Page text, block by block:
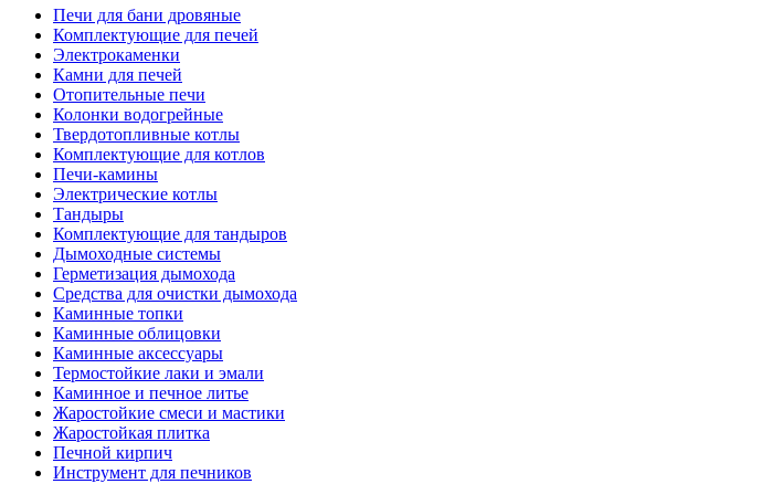
Печи для бани дровяные
Комплектующие для печей
Электрокаменки
Камни для печей
Отопительные печи
Колонки водогрейные
Твердотопливные котлы
Комплектующие для котлов
Печи-камины
Электрические котлы
Тандыры
Комплектующие для тандыров
Дымоходные системы
Герметизация дымохода
Средства для очистки дымохода
Каминные топки
Каминные облицовки
Каминные аксессуары
Термостойкие лаки и эмали
Каминное и печное литье
Жаростойкие смеси и мастики
Жаростойкая плитка
Печной кирпич
Инструмент для печников